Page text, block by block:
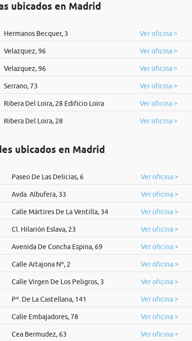
ubicados en Madrid
Hermanos Becquer, 3 Ver oficina >
Velazquez, 96 Ver oficina >
Velazquez, 96 Ver oficina >
Serrano, 73 Ver oficina >
Ribera Del Loira, 28 Edificio Loira Ver oficina >
Ribera Del Loira, 28 Ver oficina >
ubicados en Madrid
Paseo De Las Delicias, 6 Ver oficina >
Avda. Albufera, 33 Ver oficina >
Calle Mártires De La Ventilla, 34 Ver oficina >
Cl. Hilarión Eslava, 23 Ver oficina >
Avenida De Concha Espina, 69 Ver oficina >
Calle Artajona Nº, 2 Ver oficina >
Calle Virgen De Los Peligros, 3 Ver oficina >
Pº. De La Castellana, 141 Ver oficina >
Calle Embajadores, 78 Ver oficina >
Cea Bermudez, 63 Ver oficina >